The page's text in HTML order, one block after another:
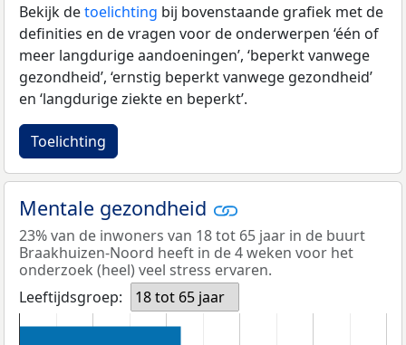
Bekijk detoelichting bij bovenstaande grafiek met de
definities en de vragen voor de onderwerpen ‘één of
meer langdurige aandoeningen’, ‘beperkt vanwege
gezondheid’, ‘ernstig beperkt vanwege gezondheid’
en ‘langdurige ziekte en beperkt’.
Toelichting
Mentale gezondheid
23% van de inwoners van 18 tot 65 jaar in de buurt
Braakhuizen-Noord heeft in de 4 weken voor het
onderzoek (heel) veel stress ervaren.
Leeftijdsgroep:
18 tot 65 jaar